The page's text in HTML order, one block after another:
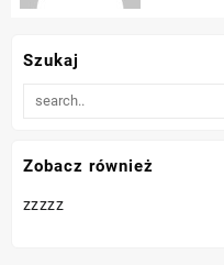
Szukaj
Zobacz również
zzzzz